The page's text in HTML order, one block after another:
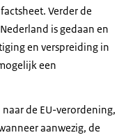
Verder de
is gedaan en
en verspreiding in
een
de EU-verordening,
aanwezig, de